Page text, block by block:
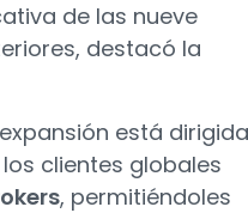
de las nueve
destacó la
está dirigida
clientes globales
, permitiéndoles